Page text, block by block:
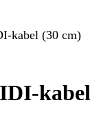
kabel (30 cm)
kabel